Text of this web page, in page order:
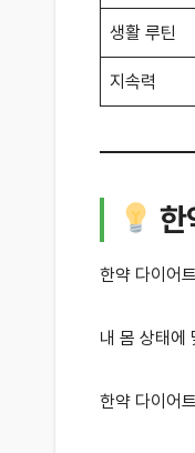
생활 루틴
지속력
한
한약 다이어
내 몸 상태에
한약 다이어